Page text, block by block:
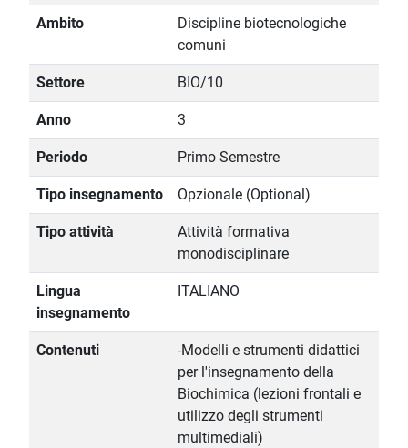
Ambito
Discipline biotecnologiche
comuni
Settore BIO/10
Anno 3
Periodo Primo Semestre
Tipo insegnamento Opzionale (Optional)
Tipo attività
Attività formativa
monodisciplinare
Lingua
insegnamento
ITALIANO
Contenuti
-Modelli e strumenti didattici
per l'insegnamento della
Biochimica (lezioni frontali e
utilizzo degli strumenti
multimediali)